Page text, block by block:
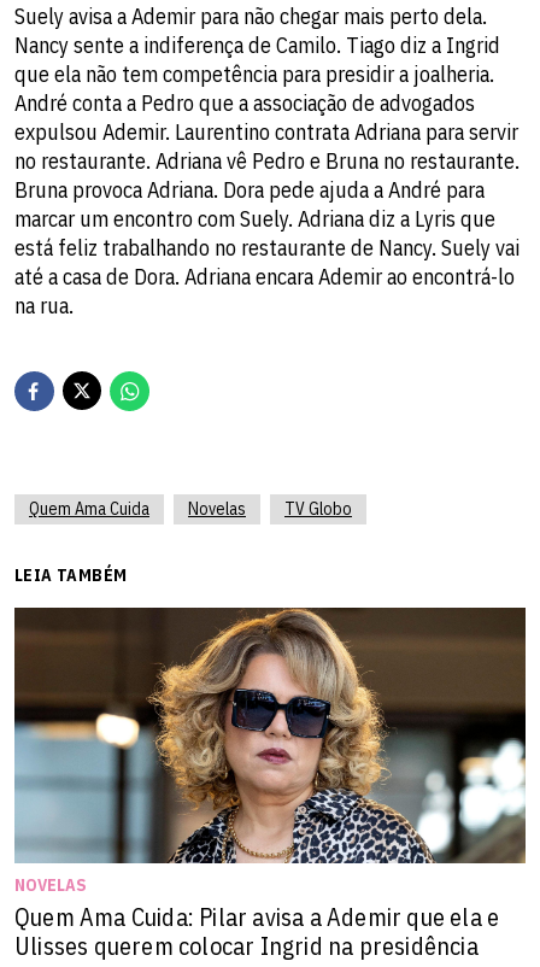
Suely avisa a Ademir para não chegar mais perto dela.
Nancy sente a indiferença de Camilo. Tiago diz a Ingrid
que ela não tem competência para presidir a joalheria.
André conta a Pedro que a associação de advogados
expulsou Ademir. Laurentino contrata Adriana para servir
no restaurante. Adriana vê Pedro e Bruna no restaurante.
Bruna provoca Adriana. Dora pede ajuda a André para
marcar um encontro com Suely. Adriana diz a Lyris que
está feliz trabalhando no restaurante de Nancy. Suely vai
até a casa de Dora. Adriana encara Ademir ao encontrá-lo
na rua.
Quem Ama Cuida Novelas TV Globo
LEIA TAMBÉM
NOVELAS
Quem Ama Cuida: Pilar avisa a Ademir que ela e
Ulisses querem colocar Ingrid na presidência